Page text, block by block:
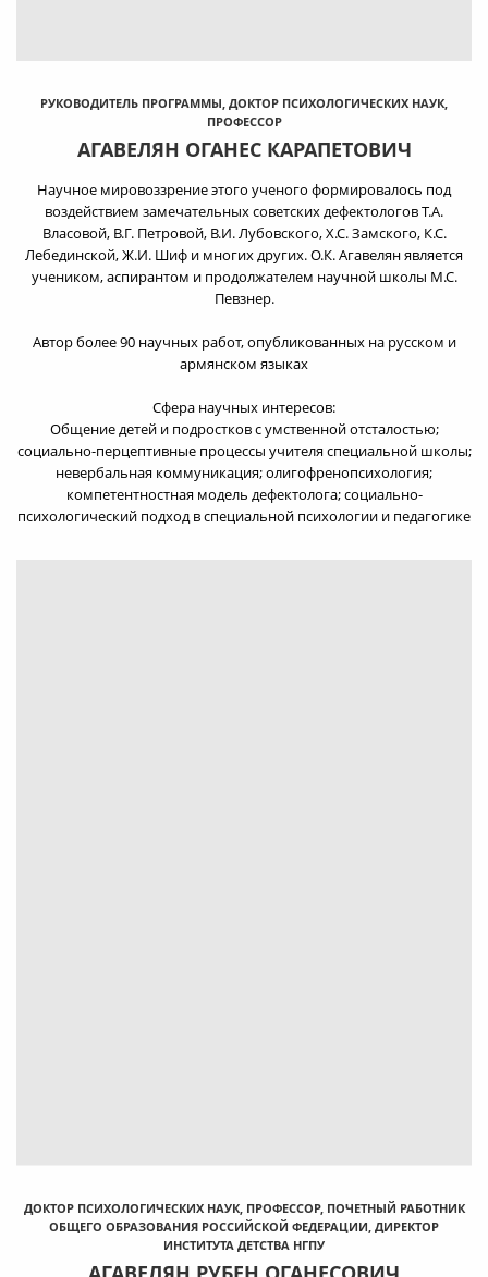
РУКОВОДИТЕЛЬ ПРОГРАММЫ, ДОКТОР ПСИХОЛОГИЧЕСКИХ НАУК,
ПРОФЕССОР
АГАВЕЛЯН ОГАНЕС КАРАПЕТОВИЧ
Научное мировоззрение этого ученого формировалось под
воздействием замечательных советских дефектологов Т.А.
Власовой, В.Г. Петровой, В.И. Лубовского, Х.С. Замского, К.С.
Лебединской, Ж.И. Шиф и многих других. О.К. Агавелян является
учеником, аспирантом и продолжателем научной школы М.С.
Певзнер.
Автор более 90 научных работ, опубликованных на русском и
армянском языках
Сфера научных интересов:
Общение детей и подростков с умственной отсталостью;
социально-перцептивные процессы учителя специальной школы;
невербальная коммуникация; олигофренопсихология;
компетентностная модель дефектолога; социально-
психологический подход в специальной психологии и педагогике
ДОКТОР ПСИХОЛОГИЧЕСКИХ НАУК, ПРОФЕССОР, ПОЧЕТНЫЙ РАБОТНИК
ОБЩЕГО ОБРАЗОВАНИЯ РОССИЙСКОЙ ФЕДЕРАЦИИ, ДИРЕКТОР
ИНСТИТУТА ДЕТСТВА НГПУ